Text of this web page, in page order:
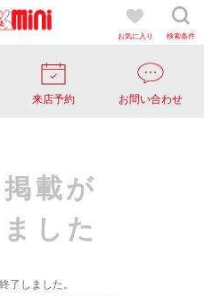
お気に入り 検索条件
来店予約 お問い合わせ
載が
した
了しました。